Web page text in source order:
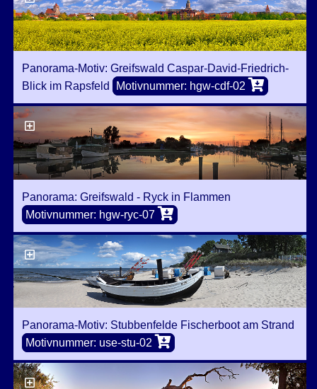
Panorama-Motiv: Greifswald Caspar-David-Friedrich-
Blick im Rapsfeld
Motivnummer: hgw-cdf-02
Panorama: Greifswald - Ryck in Flammen
Motivnummer: hgw-ryc-07
Panorama-Motiv: Stubbenfelde Fischerboot am Strand
Motivnummer: use-stu-02